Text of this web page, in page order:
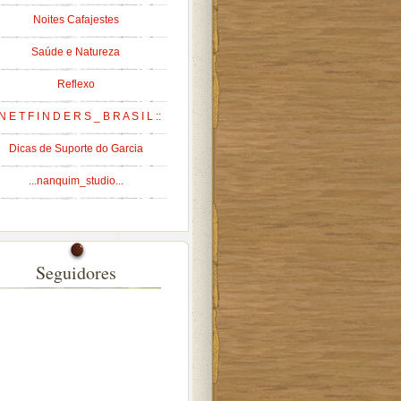
Noites Cafajestes
Saúde e Natureza
Reflexo
E T F I N D E R S _ B R A S I L ::
Dicas de Suporte do Garcia
...nanquim_studio...
Seguidores